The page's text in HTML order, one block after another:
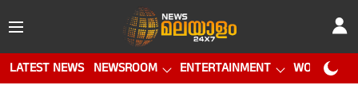
LATEST NEWS NEWSROOM ENTERTAINMENT WORLD CUP